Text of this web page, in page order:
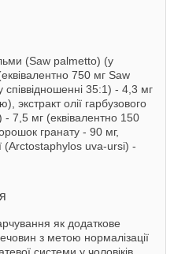
(Saw palmetto) (у
750 мг Saw
35:1) - 4,3 мг
экстракт олії гарбузового
- 7,5 мг (еквівалентно 150
гранату - 90 мг,
(Arctostaphylos uva-ursi) -
як додаткове
з метою нормалізації